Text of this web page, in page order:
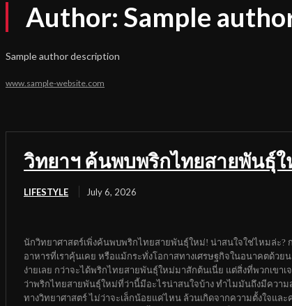
Author: Sample
Sample author description
www.sample-website.com
วิทยาฯ ค้นพบพริกไทยสายพันธุ์ใ
LIFESTYLE July 6, 2026
นักวิทยาศาสตร์เพิ่งค้นพบพริกไทยสายพันธุ์ใหม่! น่าสนใจใช่ไหมล่ะ?
อาหารที่เราคุ้นเคย หรือแม้กระทั่งโอกาสทางเศรษฐกิจในอนาคตด้ว
ง่ายเลย กว่าจะได้พริกไทยสายพันธุ์ใหม่มาสักต้นเนี่ย แต่สิ่งที่พวกเขา
ว่าพริกไทยสายพันธุ์ใหม่ที่ว่านี้มีอะไรน่าสนใจบ้าง ทำไมมันถึงมีควา
ทางวิทยาศาสตร์ ไม่ว่าจะเล็กน้อยแค่ไหน ล้วนเกิดจากความตั้งใจแ